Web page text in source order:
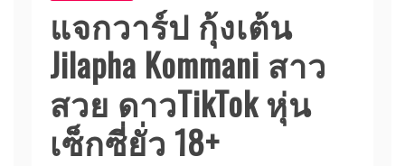
แจกวาร์ป กุ้งเต้น
Jilapha Kommani สาว
สวย ดาวTikTok หุ่น
เซ็กซี่ยั่ว 18+